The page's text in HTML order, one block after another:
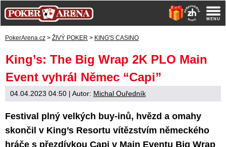
PokerArena.cz > ŽIVÝ POKER > KING'S CASINO
King’s: The Big Wrap 2K PLO Main
Event vyhrál Němec “Capi”
04.04.2023 04:50 | Autor: Michal Ouředník
Festival plný velkých buy-inů, hvězd a omahy
skončil v King’s Resortu vítězstvím německého
hráče s přezdívkou Capi v Main Eventu Big Wrap